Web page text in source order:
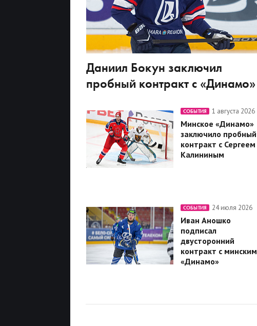
Даниил Бокун заключил
пробный контракт с «Динамо»
СОБЫТИЯ 1 августа 2026
Минское «Динамо»
заключило пробный
контракт с Сергеем
Калининым
СОБЫТИЯ 24 июля 2026
Иван Аношко
подписал
двусторонний
контракт с минским
«Динамо»